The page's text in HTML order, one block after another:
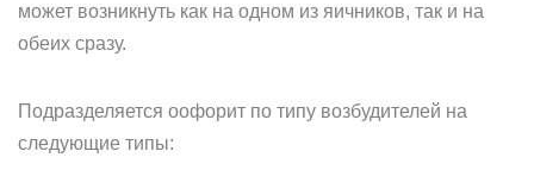
может возникнуть как на одном из яичников, так и на
обеих сразу.
Подразделяется оофорит по типу возбудителей на
следующие типы: